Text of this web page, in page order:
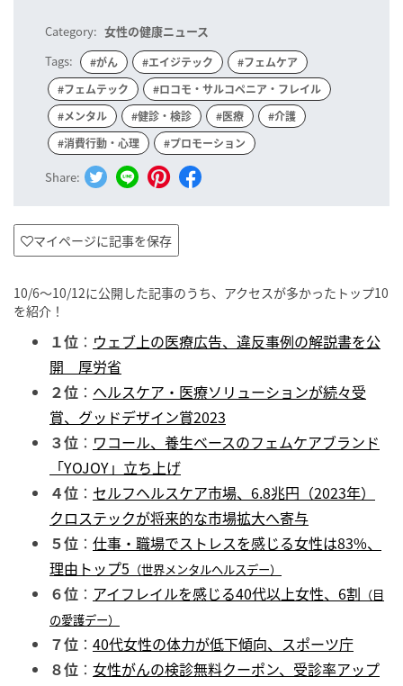
Category: 女性の健康ニュース
Tags:
#がん #エイジテック
#フェムケア
#フェムテック
#ロコモ・サルコペニア・フレイル
#メンタル
#健診・検診 #医療
#介護
#消費行動・心理
#プロモーション
Share:
マイページに記事を保存
10/6〜10/12に公開した記事のうち、アクセスが多かったトップ10
を紹介！
１位 ： ウェブ上の医療広告、違反事例の解説書を公
開 厚労省
２位 ： ヘルスケア・医療ソリューションが続々受
賞、グッドデザイン賞2023
３位 ： ワコール、養生ベースのフェムケアブランド
「YOJOY」立ち上げ
４位 ： セルフヘルスケア市場、6.8兆円（2023年）
クロステックが将来的な市場拡大へ寄与
５位 ： 仕事・職場でストレスを感じる女性は83%、
理由トップ5 （世界メンタルヘルスデー）
６位 ： アイフレイルを感じる40代以上女性、6割 （目
の愛護デー）
７位 ： 40代女性の体力が低下傾向、スポーツ庁
８位 ： 女性がんの検診無料クーポン、受診率アップ